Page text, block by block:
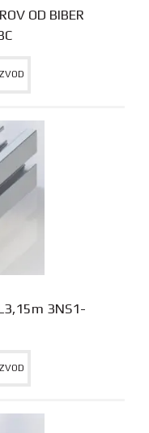
OD BIBER
3NS1-